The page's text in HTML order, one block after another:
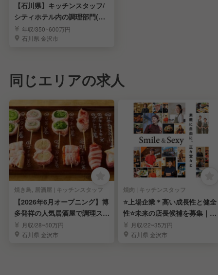
【石川県】キッチンスタッフ/
シティホテル内の調理部門(金
沢市)/月8日休み＊寮完備＊住
宅手当あり
年収/350~600万円
石川県 金沢市
同じエリアの求人
焼き鳥, 居酒屋 | キッチンスタッフ
【2026年6月オープニング】博
多発祥の人気居酒屋で調理スタ
ッフ月収/28~50万円
石川県 金沢市
焼肉 | キッチンスタッフ
⭐️上場企業＊高い成長性と健全
性⭐️未来の店長候補を募集｜７
連休制度あり！
月収/22~35万円
石川県 金沢市